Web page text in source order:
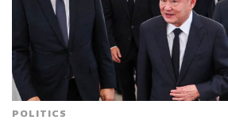
POLITICS